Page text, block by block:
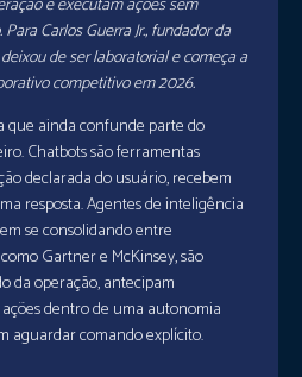
e executam ações sem
Carlos Guerra Jr., fundador da
de ser laboratorial e começa a
competitivo em 2026.
que ainda confunde parte do
Chatbots são ferramentas
declarada do usuário, recebem
resposta. Agentes de inteligência
se consolidando entre
Gartner e McKinsey, são
da operação, antecipam
dentro de uma autonomia
aguardar comando explícito.